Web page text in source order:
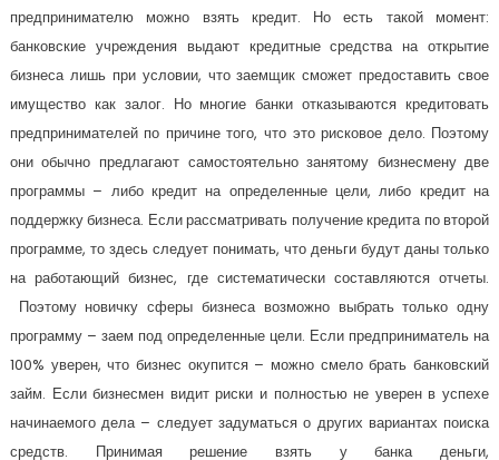
предпринимателю можно взять кредит. Но есть такой момент:
банковские учреждения выдают кредитные средства на открытие
бизнеса лишь при условии, что заемщик сможет предоставить свое
имущество как залог. Но многие банки отказываются кредитовать
предпринимателей по причине того, что это рисковое дело. Поэтому
они обычно предлагают самостоятельно занятому бизнесмену две
программы – либо кредит на определенные цели, либо кредит на
поддержку бизнеса. Если рассматривать получение кредита по второй
программе, то здесь следует понимать, что деньги будут даны только
на работающий бизнес, где систематически составляются отчеты.
Поэтому новичку сферы бизнеса возможно выбрать только одну
программу – заем под определенные цели. Если предприниматель на
100% уверен, что бизнес окупится – можно смело брать банковский
займ. Если бизнесмен видит риски и полностью не уверен в успехе
начинаемого дела – следует задуматься о других вариантах поиска
средств. Принимая решение взять у банка деньги,